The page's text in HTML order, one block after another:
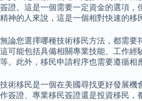
簽證。這是一個需要一定資金的選項，
精神的人來說，這是一個相對快速的移
無論您選擇哪種技術移民方法，都需要
這可能包括具備相關專業技能、工作經
等。此外，移民申請程序也需要遵循相
技術移民是一個在美國尋找更好發展機
作簽證、專業移民簽證還是投資移民，